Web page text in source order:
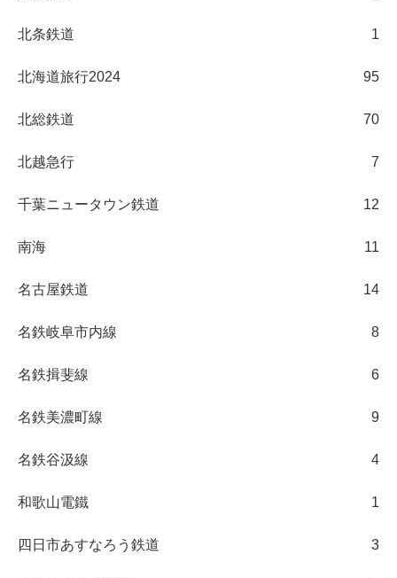
北条鉄道 1
北海道旅行2024 95
北総鉄道 70
北越急行 7
千葉ニュータウン鉄道 12
南海 11
名古屋鉄道 14
名鉄岐阜市内線 8
名鉄揖斐線 6
名鉄美濃町線 9
名鉄谷汲線 4
和歌山電鐵 1
四日市あすなろう鉄道 3